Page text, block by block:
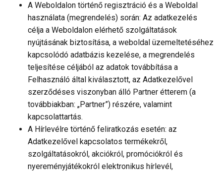
A Weboldalon történő regisztráció és a Weboldal
használata (megrendelés) során: Az adatkezelés
célja a Weboldalon elérhető szolgáltatások
nyújtásának biztosítása, a weboldal üzemeltetéséhez
kapcsolódó adatbázis kezelése, a megrendelés
teljesítése céljából az adatok továbbítása a
Felhasználó által kiválasztott, az Adatkezelővel
szerződéses viszonyban álló Partner étterem (a
továbbiakban: „Partner”) részére, valamint
kapcsolattartás.
A Hírlevélre történő feliratkozás esetén: az
Adatkezelővel kapcsolatos termékekről,
szolgáltatásokról, akciókról, promóciókról és
nyereményjátékokról elektronikus hírlevél,